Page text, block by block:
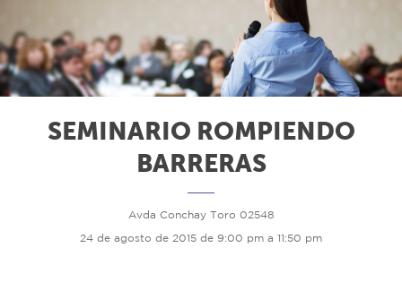
SEMINARIO ROMPIENDO
BARRERAS
Avda Conchay Toro 02548
24 de agosto de 2015 de 9:00 pm a 11:50 pm